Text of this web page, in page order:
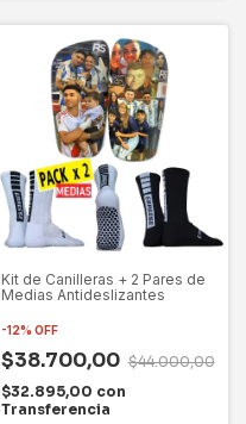
Kit de Canilleras + 2 Pares de
Medias Antideslizantes
-12% OFF
$38.700,00 $44.000,00
$32.895,00 con
Transferencia